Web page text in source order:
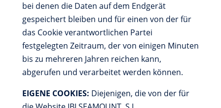
bei denen die Daten auf dem Endgerät
gespeichert bleiben und für einen von der für
das Cookie verantwortlichen Partei
festgelegten Zeitraum, der von einigen Minuten
bis zu mehreren Jahren reichen kann,
abgerufen und verarbeitet werden können.
EIGENE COOKIES: Diejenigen, die von der für